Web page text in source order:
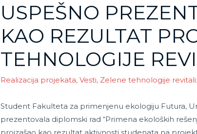
USPEŠNO
KAO REZULTAT
TEHNOLOGIJE
Realizacija projekata,Vesti, Zelene tehnologije
Student Fakulteta za primenjenu ekologiju Futura,
prezentovala diplomski rad “Primena ekoloških
proizašao kao rezultat aktivnosti studenata na